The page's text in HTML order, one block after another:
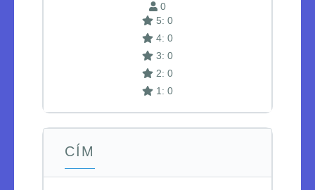
0
5: 0
4: 0
3: 0
2: 0
1: 0
CÍM